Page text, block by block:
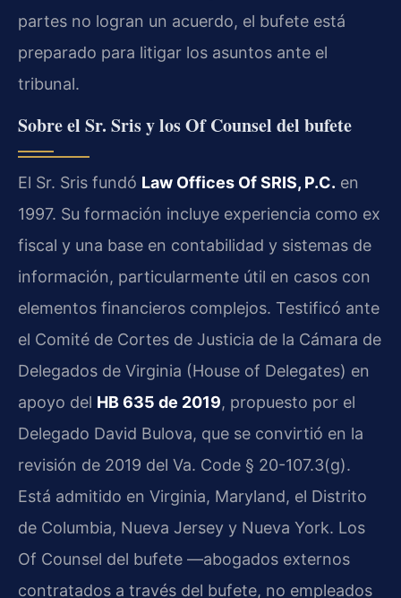
partes no logran un acuerdo, el bufete está
preparado para litigar los asuntos ante el
tribunal.
Sobre el Sr. Sris y los Of Counsel del bufete
El Sr. Sris fundó Law Offices Of SRIS, P.C. en
1997. Su formación incluye experiencia como ex
fiscal y una base en contabilidad y sistemas de
información, particularmente útil en casos con
elementos financieros complejos. Testificó ante
el Comité de Cortes de Justicia de la Cámara de
Delegados de Virginia (House of Delegates) en
apoyo del HB 635 de 2019, propuesto por el
Delegado David Bulova, que se convirtió en la
revisión de 2019 del Va. Code § 20-107.3(g).
Está admitido en Virginia, Maryland, el Distrito
de Columbia, Nueva Jersey y Nueva York. Los
Of Counsel del bufete —abogados externos
contratados a través del bufete, no empleados